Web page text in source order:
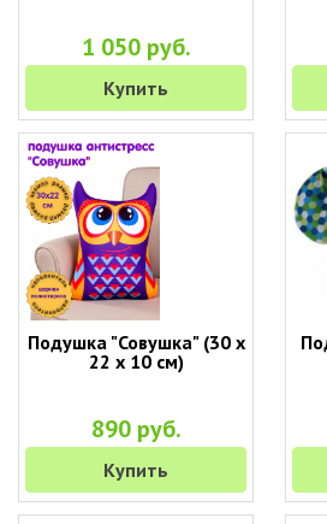
1 050 руб.
Купить
Подушка "Совушка" (30 х
22 х 10 см)
890 руб.
Купить